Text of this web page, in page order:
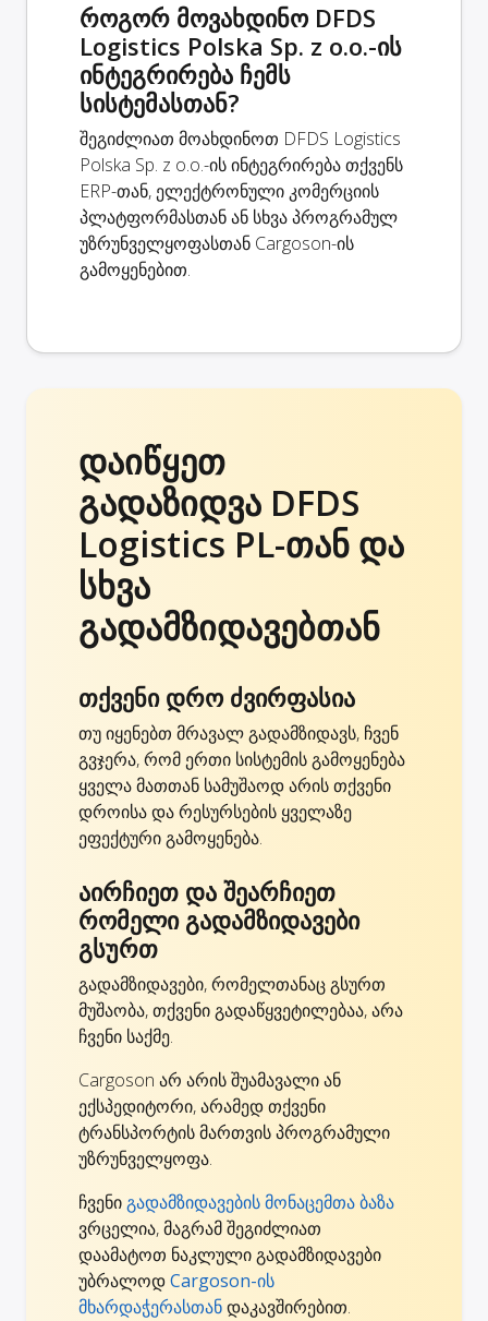
როგორ მოვახდინო DFDS
Logistics Polska Sp. z o.o.-ის
ინტეგრირება ჩემს
სისტემასთან?
შეგიძლიათ მოახდინოთ DFDS Logistics
Polska Sp. z o.o.-ის ინტეგრირება თქვენს
ERP-თან, ელექტრონული კომერციის
პლატფორმასთან ან სხვა პროგრამულ
უზრუნველყოფასთან Cargoson-ის
გამოყენებით.
დაიწყეთ
გადაზიდვა DFDS
Logistics PL-თან და
სხვა
გადამზიდავებთან
თქვენი დრო ძვირფასია
თუ იყენებთ მრავალ გადამზიდავს, ჩვენ
გვჯერა, რომ ერთი სისტემის გამოყენება
ყველა მათთან სამუშაოდ არის თქვენი
დროისა და რესურსების ყველაზე
ეფექტური გამოყენება.
აირჩიეთ და შეარჩიეთ
რომელი გადამზიდავები
გსურთ
გადამზიდავები, რომელთანაც გსურთ
მუშაობა, თქვენი გადაწყვეტილებაა, არა
ჩვენი საქმე.
Cargoson არ არის შუამავალი ან
ექსპედიტორი, არამედ თქვენი
ტრანსპორტის მართვის პროგრამული
უზრუნველყოფა.
ჩვენიგადამზიდავების მონაცემთა ბაზა
ვრცელია, მაგრამ შეგიძლიათ
დაამატოთ ნაკლული გადამზიდავები
უბრალოდCargoson-ის
მხარდაჭერასთანდაკავშირებით.